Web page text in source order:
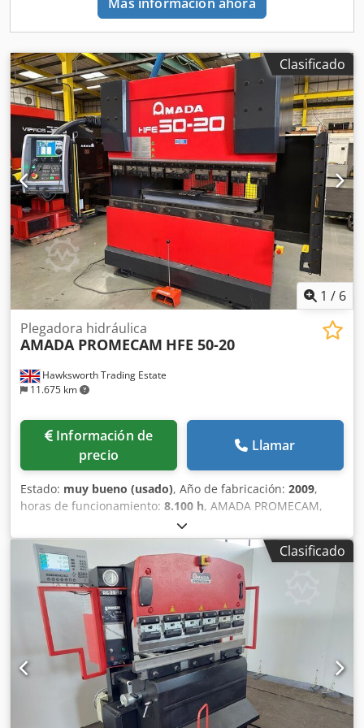
Clasificado
1 / 6
Hawksworth Trading Estate
11.675 km
Plegadora hidráulica
AMADA PROMECAM HFE 50-20
Información de
precio
Llamar
Estado: muy bueno (usado), Año de fabricación: 2009,
horas de funcionamiento: 8.100 h, AMADA PROMECAM,
MODELO HFE 5020, CAPACIDAD DE 50 TONELADAS X 2000
año 2009 especificaciones: PRENSA PLEGADORA
HIDRÁULICA CNC DE 7 EJES CAPACIDAD: 50 TONELADAS
CONTROL: OP 2000 CNC NÚMERO DE EJES: SIETE: X1, X2,
Y1, Y2, R1, Z1 y Z2 LONGITUD DE PLEGADO: 2000 mm
ALTURA ABIERTA: 470 LONGITUD DE CARRERA: 200
PROFUNDIDAD DE GARGANTA: 420 POTENCIA DEL MOTOR:
7,5 KW VELOCIDAD DE ACERCAMIENTO: 100 Credpfszn
Afvjx Apyof VELOCIDAD DE PLEGADO: 10 VELOCIDAD DE
RETORNO: 100 NÚMERO DE SERIE: V090090 PROTECCIÓN:
ERWIN SICK ELECTRÓNICA, MONTADA EN LA MÁQUINA
LATERAL: CERCA INTERBLOQUEADA TRASERA:
Clasificado